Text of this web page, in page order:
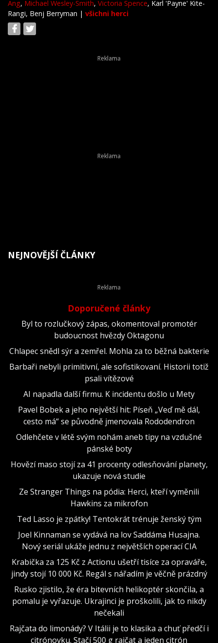
Ang, Michael Wesley-Smith, Victoria Spence, Karl 'Payne' Kite-
Rangi, Benj Berryman | všichni herci
NEJNOVĚJŠÍ ČLÁNKY
Doporučené články
Byl to rozlučkový zápas, okomentoval promotér
budoucnost hvězdy Oktagonu
Chlapec snědl sýr a zemřel. Mohla za to běžná bakterie
Barbaři nebyli primitivní, ale sofistikovaní. Historii totiž
psali vítězové
AI napadla další firmu. K incidentu došlo u Mety
Pavel Bobek a jeho největší hit: Píseň „Veď mě dál,
cesto má“ se původně jmenovala Rododendron
Odlehčete v létě svým nohám aneb tipy na vzdušné
pánské boty
Hovězí maso stojí za 41 procenty odlesňování planety,
ukazuje nová studie
Ze Stranger Things na pódia: Herci, kteří vyměnili
Hawkins za mikrofon
Ted Lasso je zpátky! Tentokrát trénuje ženský tým
Joel Kinnaman se vydává na lov Saddáma Husajna.
Nový seriál ukáže jednu z největších operací CIA
Krabička za 125 Kč z Actionu ušetří tisíce za opraváře,
jindy stojí 10 000 Kč. Regál s nářadím je věčně prázdný
Rusko zjistilo, že éra bitevních helikoptér skončila, a
pomalu je vyřazuje. Ukrajinci je proškolili, jak to nikdy
nečekali
Rajčata do limonády? V Itálii je to klasika a chuť předčí i
citrónovku. Stačí 500 g rajčat a jeden citrón